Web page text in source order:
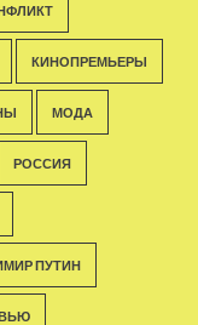
КИНОПРЕМЬЕРЫ
МОДА
РОССИЯ
ПУТИН